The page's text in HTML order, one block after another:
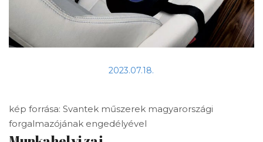
2023.07.18.
kép forrása: Svantek műszerek magyarországi
forgalmazójának engedélyével